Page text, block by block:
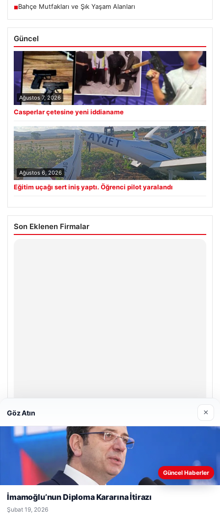
■Bahçe Mutfakları ve Şık Yaşam Alanları
Güncel
Ağustos 7, 2026
Casperlar çetesine yeni iddianame
Ağustos 6, 2026
Eğitim uçağı sert iniş yaptı. Öğrenci pilot yaralandı
Son Eklenen Firmalar
Prenses Night Club
Nisan 29, 2026
Web sitemizi nasıl kullandığınızı daha iyi anlayabilmek,
deneyiminizi kişiselleştirmek ve geliştirmek amacıyla çerezler
kullanıyoruz.
Reddet Kabul Et
Göz Atın ×
Güncel Haberler
İmamoğlu’nun Diploma Kararına İtirazı
Şubat 19, 2026